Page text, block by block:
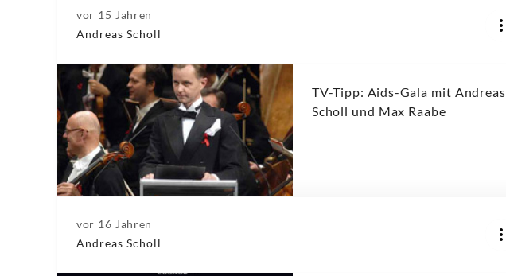
vor 15 Jahren
Andreas Scholl
TV-Tipp: Aids-Gala mit Andreas
Scholl und Max Raabe
vor 16 Jahren
Andreas Scholl